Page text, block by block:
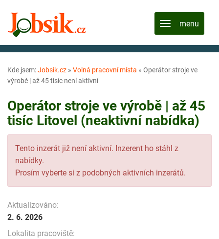
Kde jsem:Jobsik.cz » Volná pracovní místa » Operátor stroje ve
výrobě | až 45 tisíc není aktivní
Operátor stroje ve výrobě | až 45
tisíc Litovel (neaktivní nabídka)
Tento inzerát již není aktivní. Inzerent ho stáhl z
nabídky.
Prosím vyberte si z podobných aktivních inzerátů.
Aktualizováno:
2. 6. 2026
Lokalita pracoviště: